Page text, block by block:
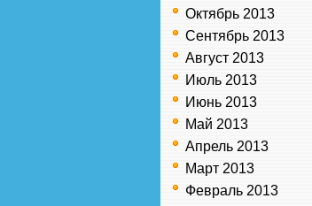
Октябрь 2013
Сентябрь 2013
Август 2013
Июль 2013
Июнь 2013
Май 2013
Апрель 2013
Март 2013
Февраль 2013